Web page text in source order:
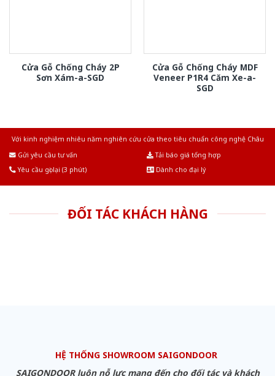
Cửa Gỗ Chống Cháy 2P
Sơn Xám-a-SGD
Cửa Gỗ Chống Cháy MDF
Veneer P1R4 Căm Xe-a-
SGD
Với kinh nghiệm nhiêu năm nghiên cứu cửa theo tiêu chuẩn công nghệ Châu
Gửi yêu cầu tư vấn
Tải báo giá tổng hợp
Yêu cầu gọi lại (3 phút)
Dành cho đại lý
ĐỐI TÁC KHÁCH HÀNG
HỆ THỐNG SHOWROOM SAIGONDOOR
SAIGONDOOR luôn nỗ lực mang đến cho đối tác và khách